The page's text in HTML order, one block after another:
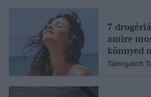
7
amire
könnyed
Támogatott